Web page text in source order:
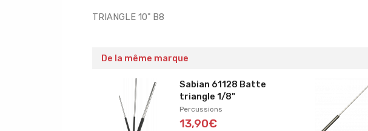
TRIANGLE 10" B8
De la même marque
Sabian 61128 Batte
triangle 1/8"
Percussions
13,90€